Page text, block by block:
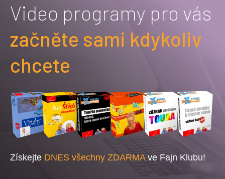
Video programy pro vás
začněte sami kdykoliv
chcete
Získejte DNES všechny ZDARMAve Fajn Klubu!